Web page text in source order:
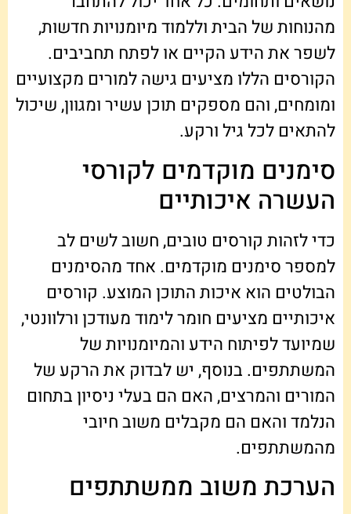
מהנוחות של הבית וללמוד מיומנויות חדשות,
לשפר את הידע הקיים או לפתח תחביבים.
הקורסים הללו מציעים גישה למורים מקצועיים
ומומחים, והם מספקים תוכן עשיר ומגוון, שיכול
להתאים לכל גיל ורקע.
סימנים מוקדמים לקורסי
העשרה איכותיים
כדי לזהות קורסים טובים, חשוב לשים לב
למספר סימנים מוקדמים. אחד מהסימנים
הבולטים הוא איכות התוכן המוצע. קורסים
איכותיים מציעים חומר לימוד מעודכן ורלוונטי,
שמיועד לפיתוח הידע והמיומנויות של
המשתתפים. בנוסף, יש לבדוק את הרקע של
המורים והמרצים, האם הם בעלי ניסיון בתחום
הנלמד והאם הם מקבלים משוב חיובי
מהמשתתפים.
הערכת משוב ממשתתפים